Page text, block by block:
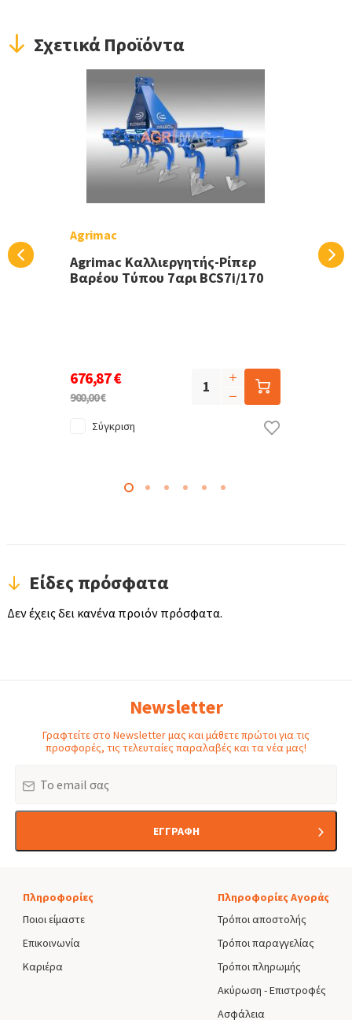
Σχετικά Προϊόντα
Agrimac
Agrimac Καλλιεργητής-Ρίπερ
Βαρέου Τύπου 7αρι BCS7i/170
676,87 €
900,00 €
Σύγκριση
Είδες πρόσφατα
Δεν έχεις δει κανένα προιόν πρόσφατα.
Newsletter
Γραφτείτε στο Newsletter μας και μάθετε πρώτοι για τις
προσφορές, τις τελευταίες παραλαβές και τα νέα μας!
ΕΓΓΡΑΦΗ
Πληροφορίες
Ποιοι είμαστε
Επικοινωνία
Καριέρα
Πληροφορίες Αγοράς
Τρόποι αποστολής
Τρόποι παραγγελίας
Τρόποι πληρωμής
Ακύρωση - Επιστροφές
Ασφάλεια